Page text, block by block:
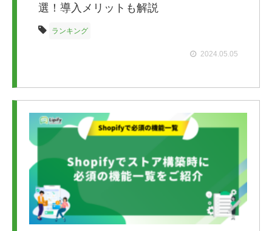
選！導入メリットも解説
ランキング
2024.05.05